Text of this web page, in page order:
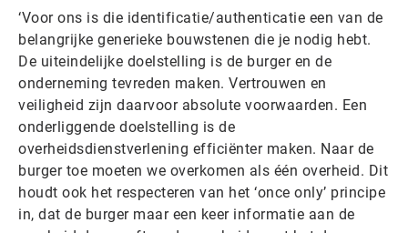
‘Voor ons is die identificatie/authenticatie een van de
belangrijke generieke bouwstenen die je nodig hebt.
De uiteindelijke doelstelling is de burger en de
onderneming tevreden maken. Vertrouwen en
veiligheid zijn daarvoor absolute voorwaarden. Een
onderliggende doelstelling is de
overheidsdienstverlening efficiënter maken. Naar de
burger toe moeten we overkomen als één overheid. Dit
houdt ook het respecteren van het ‘once only’ principe
in, dat de burger maar een keer informatie aan de